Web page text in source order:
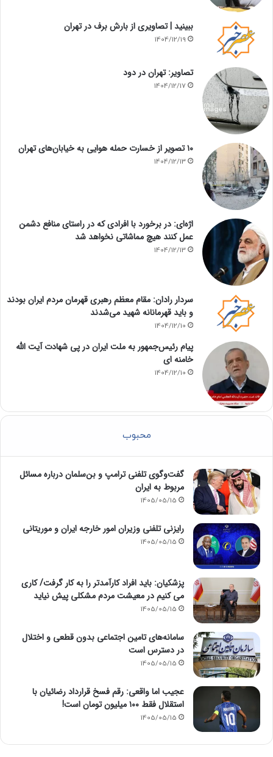
ببینید | تصاویری از بارش برف در تهران
1404/12/19
تصاویر: تهران در دود
1404/12/17
۱۰ تصویر از خسارت حمله هوایی به خیابان‌های تهران
1404/12/13
اژه‌ای: در برخورد با افرادی که در راستای منافع دشمن
عمل کنند هیچ مماشاتی نخواهد شد
1404/12/13
سردار رادان: مقام معظم رهبری قهرمان مردم ایران بودند
و باید قهرمانانه شهید می‌شدند
1404/12/10
پیام رئیس‌جمهور به ملت ایران در پی شهادت آیت الله
خامنه ای
1404/12/10
محبوب
گفت‌وگوی تلفنی ترامپ و بن‌سلمان درباره مسائل
مربوط به ایران
1405/05/15
رایزنی تلفنی وزیران امور خارجه ایران و موریتانی
1405/05/15
پزشکیان: باید افراد کارآمدتر را به کار گرفت/ کاری
می کنیم در معیشت مردم مشکلی پیش نیاید
1405/05/15
سامانه‌های تامین اجتماعی بدون قطعی و اختلال
در دسترس است
1405/05/15
عجیب اما واقعی: رقم فسخ قرارداد رضائیان با
استقلال فقط ۱۰۰ میلیون تومان است!
1405/05/15